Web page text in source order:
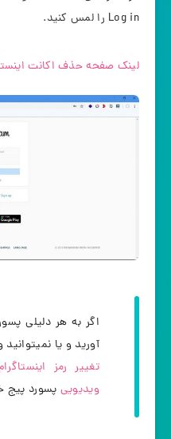
Log in را لمس کنید.
لینک صفحه حذف اکانت
اگر به هر دلیلی
آورید و یا
تغییر رمز
ویدیویی پسورد پیج